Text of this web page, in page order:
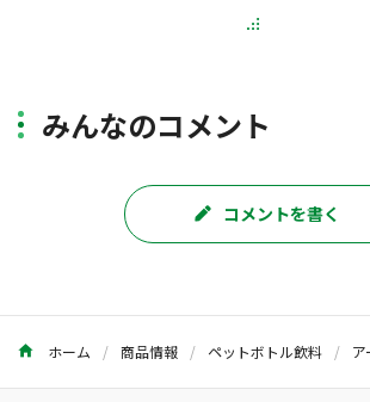
みんなのコメント
コメントを書く
ホーム 商品情報 ペットボトル飲料